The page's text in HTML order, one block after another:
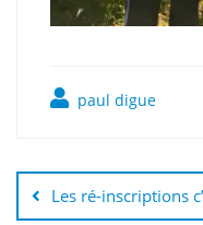
paul digue
de
l’article
Les ré-inscriptions